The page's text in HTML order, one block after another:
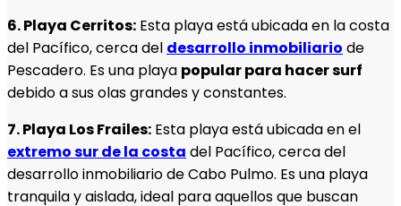
6. Playa Cerritos: Esta playa está ubicada en la costa
del Pacífico, cerca del desarrollo inmobiliario de
Pescadero. Es una playa popular para hacer surf
debido a sus olas grandes y constantes.
7. Playa Los Frailes: Esta playa está ubicada en el
extremo sur de la costa del Pacífico, cerca del
desarrollo inmobiliario de Cabo Pulmo. Es una playa
tranquila y aislada, ideal para aquellos que buscan